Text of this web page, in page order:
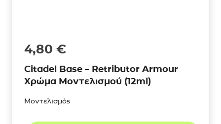
4,80 €
Citadel Base – Retributor Armour
Χρώμα Μοντελισμού (12ml)
Μοντελισμός